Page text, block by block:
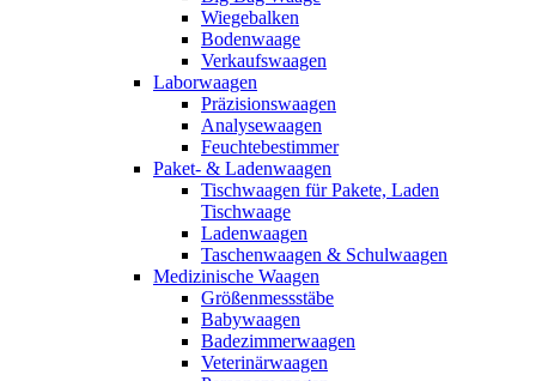
Wiegebalken
Bodenwaage
Verkaufswaagen
Laborwaagen
Präzisionswaagen
Analysewaagen
Feuchtebestimmer
Paket- & Ladenwaagen
Tischwaagen für Pakete, Laden
Tischwaage
Ladenwaagen
Taschenwaagen & Schulwaagen
Medizinische Waagen
Größenmessstäbe
Babywaagen
Badezimmerwaagen
Veterinärwaagen